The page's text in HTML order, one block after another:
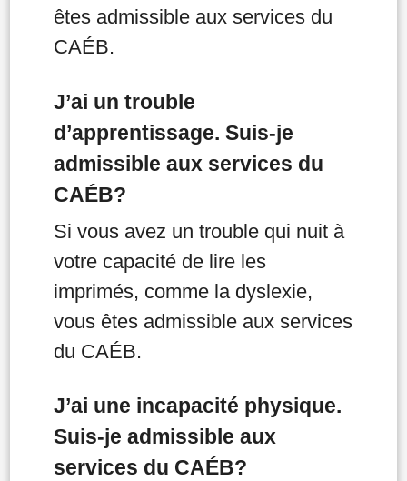
êtes admissible aux services du
CAÉB.
J’ai un trouble
d’apprentissage. Suis-je
admissible aux services du
CAÉB?
Si vous avez un trouble qui nuit à
votre capacité de lire les
imprimés, comme la dyslexie,
vous êtes admissible aux services
du CAÉB.
J’ai une incapacité physique.
Suis-je admissible aux
services du CAÉB?